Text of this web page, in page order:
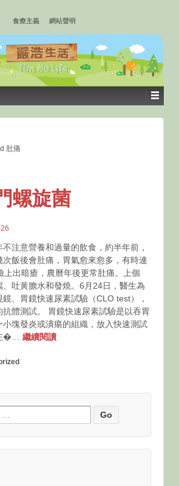
食療主義 網站聲明
肚痛
螺旋菌
不注意營養和過量的飲食，約半年前，
飯後會肚痛，胃氣愈來愈多，有時連
上出暗瘡，農曆年後更常肚痛。上個
、吐黃膽水和發燒。6月24日，醫生為
、胃鏡快速尿素試驗（CLO test），
抗體測試。 胃鏡快速尿素試驗是以吞胃
小塊發炎或潰瘍的組織，放入快速測試
�… 繼續閱讀